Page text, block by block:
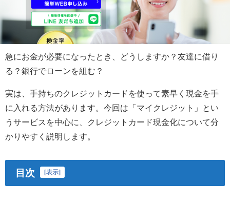
急にお金が必要になったとき、どうしますか？友達に借り
る？銀行でローンを組む？
実は、手持ちのクレジットカードを使って素早く現金を手
に入れる方法があります。今回は「マイクレジット」とい
うサービスを中心に、クレジットカード現金化について分
かりやすく説明します。
目次 表示